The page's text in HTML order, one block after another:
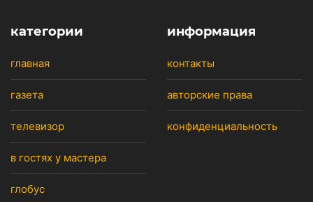
категории
главная
газета
телевизор
в гостях у мастера
глобус
информация
контакты
авторские права
конфиденциальность